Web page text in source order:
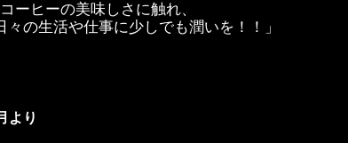
ヒーの美味しさに触れ、
々の生活や仕事に少しでも潤いを！！」
より